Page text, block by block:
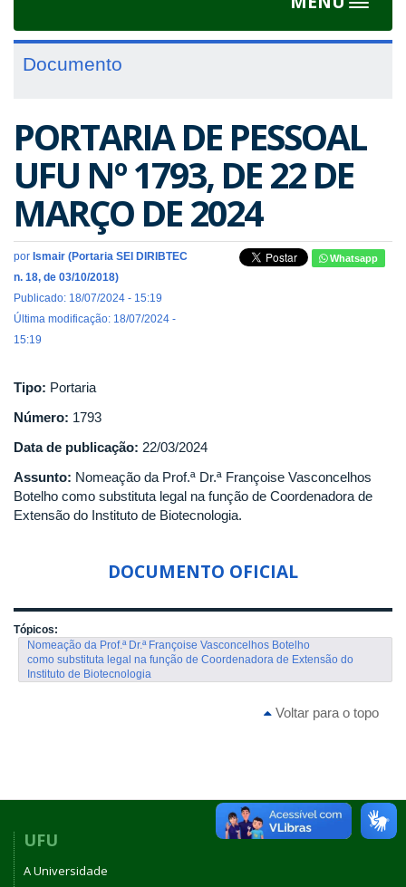
Toggle
Documento
PORTARIA DE PESSOAL
UFU Nº 1793, DE 22 DE
MARÇO DE 2024
por Ismair (Portaria SEI DIRIBTEC
n. 18, de 03/10/2018)
Publicado: 18/07/2024 - 15:19
Última modificação: 18/07/2024 -
15:19
Whatsapp
Tipo: Portaria
Número: 1793
Data de publicação: 22/03/2024
Assunto: Nomeação da Prof.ª Dr.ª Françoise Vasconcelhos
Botelho como substituta legal na função de Coordenadora de
Extensão do Instituto de Biotecnologia.
DOCUMENTO OFICIAL
Tópicos:
Nomeação da Prof.ª Dr.ª Françoise Vasconcelhos Botelho
como substituta legal na função de Coordenadora de Extensão do
Instituto de Biotecnologia
Voltar para o topo
UFU
A Universidade